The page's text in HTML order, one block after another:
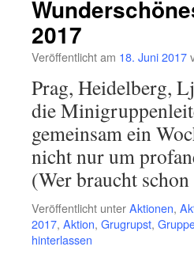
2017
Veröffentlicht am 18. Juni 2017
Prag, Heidelberg,
die
gemeinsam ein
nicht nur um
(Wer braucht
Veröffentlicht unterAktionen,
2017, Aktion, Grugrupst,
hinterlassen